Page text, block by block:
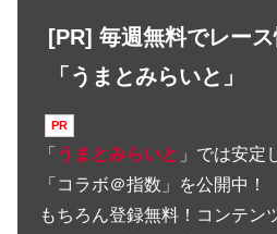
[PR] 毎週無料でレース
「うまとみらいと」
「 うまとみらいと 」では安定
「コラボ＠指数」を公開中！
もちろん登録無料！コンテン